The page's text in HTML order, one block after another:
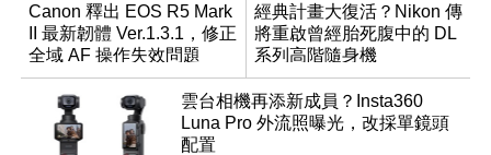
Canon 釋出 EOS R5 Mark
II 最新韌體 Ver.1.3.1，修正
全域 AF 操作失效問題
經典計畫大復活？Nikon 傳
將重啟曾經胎死腹中的 DL
系列高階隨身機
雲台相機再添新成員？Insta360
Luna Pro 外流照曝光，改採單鏡頭
配置